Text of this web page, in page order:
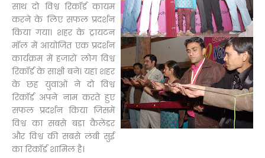
साथ दो विश्व रिकॉर्ड कायम
करने के लिए सफल प्रदर्शन
किया गया। शहर के ट्रायटन
मॉल में आयोजित एक प्रदर्शन
कार्यक्रम में हजारों लोग विश्व
रिकॉर्ड के साक्षी बने। यहां शहर
के छह युवाओं ने दो विश्व
रिकॉर्ड अपने नाम करते हुए
सफल प्रदर्शन किया जिसमें
विश्व का सबसे बड़ा कैलेंडर
और विश्व की सबसे लंबी सुई
का रिकॉर्ड शामिल है।